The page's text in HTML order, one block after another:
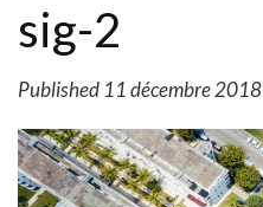
sig-2
Published 11 décembre 2018